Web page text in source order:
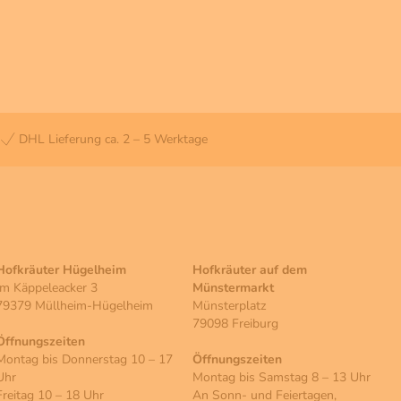
DHL Lieferung ca. 2 – 5 Werktage
Hügelheim
Käppeleacker 3
Müllheim-Hügelheim
bis Donnerstag 10 – 17
10 – 18 Uhr
Hofkräuter auf dem
Münstermarkt
Münsterplatz
79098 Freiburg
Öffnungszeiten
Montag bis Samstag 8 – 13 Uhr
An Sonn- und Feiertagen,